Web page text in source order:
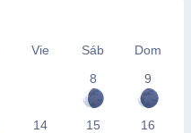
Vie Sáb
Dom
8
9
14 15 16